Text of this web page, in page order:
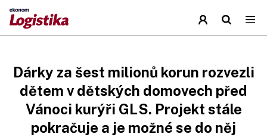
Dárky za šest milionů korun rozvezli
dětem v dětských domovech před
Vánoci kurýři GLS. Projekt stále
pokračuje a je možné se do něj